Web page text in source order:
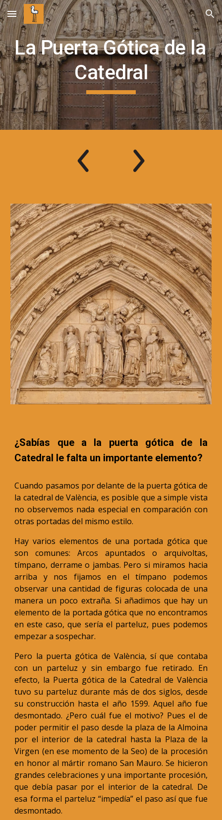
Skip to main content Skip to navigation
La Puerta Gótica de la
Catedral
¿Sabías que a la puerta gótica de la
Catedral le falta un importante elemento?
Cuando pasamos por delante de la puerta gótica de
la catedral de València, es posible que a simple vista
no observemos nada especial en comparación con
otras portadas del mismo estilo.
Hay varios elementos de una portada gótica que
son comunes: Arcos apuntados o arquivoltas,
tímpano, derrame o jambas. Pero si miramos hacia
arriba y nos fijamos en el tímpano podemos
observar una cantidad de figuras colocada de una
manera un poco extraña. Si añadimos que hay un
elemento de la portada gótica que no encontramos
en este caso, que sería el parteluz, pues podemos
empezar a sospechar.
Pero la puerta gótica de València, sí que contaba
con un parteluz y sin embargo fue retirado. En
efecto, la Puerta gótica de la Catedral de València
tuvo su parteluz durante más de dos siglos, desde
su construcción hasta el año 1599. Aquel año fue
desmontado. ¿Pero cuál fue el motivo? Pues el de
poder permitir el paso desde la plaza de la Almoina
por el interior de la catedral hasta la Plaza de la
Virgen (en ese momento de la Seo) de la procesión
en honor al mártir romano San Mauro. Se hicieron
grandes celebraciones y una importante procesión,
que debía pasar por el interior de la catedral. De
esa forma el parteluz “impedía” el paso así que fue
desmontado.